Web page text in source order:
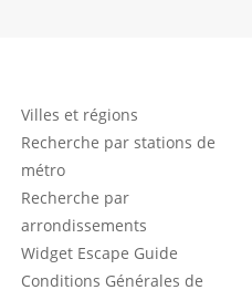
Villes et régions
Recherche par stations de
métro
Recherche par
arrondissements
Widget Escape Guide
Conditions Générales de